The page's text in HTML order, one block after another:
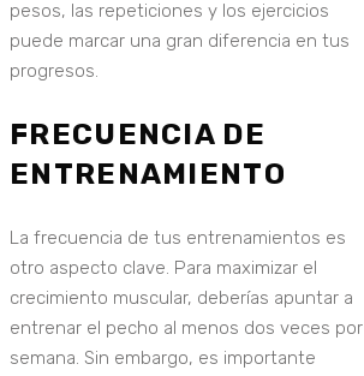
pesos, las repeticiones y los ejercicios
puede marcar una gran diferencia en tus
progresos.
FRECUENCIA DE
ENTRENAMIENTO
La frecuencia de tus entrenamientos es
otro aspecto clave. Para maximizar el
crecimiento muscular, deberías apuntar a
entrenar el pecho al menos dos veces por
semana. Sin embargo, es importante